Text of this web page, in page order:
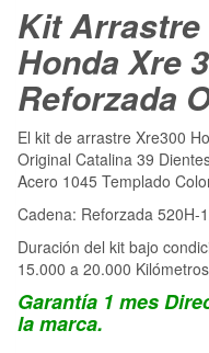
Kit
Honda Xre
Reforzada
El kit de arrastre Xre300
Original Catalina 39
Acero 1045 Templado
Cadena: Reforzada 520H-
Duración del kit bajo
15.000 a 20.000
Garantía 1 mes
la marca.